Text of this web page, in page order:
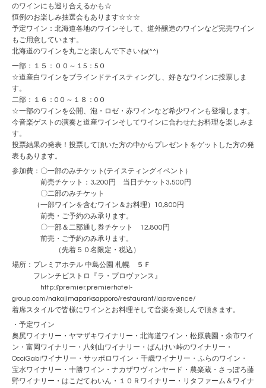
のワインにも巡り合えるかも☆
恒例のお楽しみ抽選会もあります☆☆☆
予定ワイン：北海道各地のワインそして、道外醸造のワインなど完売ワイン
もご用意しています。
北海道のワインを丸ごと楽しんで下さいね(^^)
一部：１５：００～１5：5０
☆道産白ワインをブラインドテイスティングし、好きなワインに投票しま
す。
二部：１６：0０～１８：0０
☆一部のワインを公開、泡・ロゼ・赤ワインなど希少ワインも登場します。
今音楽ゲストの演奏と道産ワインそしてワインに合わせたお料理を楽しみま
す。
投票結果の発表！投票して頂いた方の中からプレゼントをゲットした方の発
表もあります。
参加費：〇一部のみチケット(テイスティングイベント）
前売チケット：3,200円 当日チケット3,500円
〇二部のみチケット
（一部ワインを含むワイン＆お料理）10,800円
前売・ご予約のみ承ります。
〇一部＆二部通し券チケット 12,800円
前売・ご予約のみ承ります。
（先着５０名限定・税込）
場所：プレミアホテル 中島公園 札幌 ５Ｆ
フレンチビストロ『ラ・プロヴァンス』
http://premier.premierhotel-
group.com/nakajimaparksapporo/restaurant/laprovence/
着席スタイルで皆様にワインとお料理そして音楽を楽しんで頂きます。
・予定ワイン
奥尻ワイナリー・ヤマザキワイナリー・北海道ワイン・松原農園・余市ワイ
ン・富岡ワイナリー・八剣山ワイナリー・ばんけい峠のワイナリー・
OcciGabiワイナリー・サッポロワイン・千歳ワイナリー・ふらのワイン・
宝水ワイナリー・十勝ワイン・ナカザワヴィンヤード・農楽蔵・さっぽろ藤
野ワイナリー・はこだてわいん・１０Ｒワイナリー・リタファーム＆ワイナ